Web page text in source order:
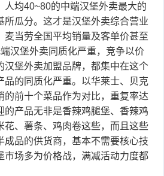
人均40~80的中端汉堡外卖最大的
所瓜分。这才是汉堡外卖综合营业
麦当劳全国平均销量及客单价甚至
汉堡外卖同质化严重，竞争以价
汉堡外卖加盟品牌，都集中在这个
品的同质化严重。以华莱士、贝克
的前十个菜品作为对比，重复率达
的产品无非是香辣鸡腿堡、香辣鸡
花、薯条、鸡肉卷这些，而且这些
成品的供货商，基本不需要核心技
市场多为价格战，满减活动力度都